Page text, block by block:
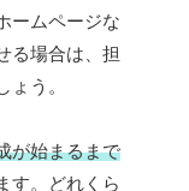
ームページな
る場合は、担
う。
が始まるまで
す。どれくら